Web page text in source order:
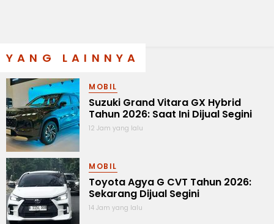
YANG LAINNYA
MOBIL
Suzuki Grand Vitara GX Hybrid
Tahun 2026: Saat Ini Dijual Segini
12 Jam yang lalu
MOBIL
Toyota Agya G CVT Tahun 2026:
Sekarang Dijual Segini
14 Jam yang lalu